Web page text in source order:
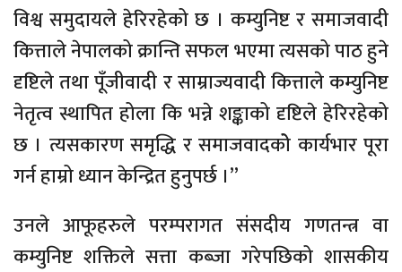
विश्व समुदायले हेरिरहेको छ । कम्युनिष्ट र समाजवादी
कित्ताले नेपालको क्रान्ति सफल भएमा त्यसको पाठ हुने
दृष्टिले तथा पूँजीवादी र साम्राज्यवादी कित्ताले कम्युनिष्ट
नेतृत्व स्थापित होला कि भन्ने शङ्काको दृष्टिले हेरिरहेको
छ । त्यसकारण समृद्धि र समाजवादकोे कार्यभार पूरा
गर्न हाम्रो ध्यान केन्द्रित हुनुपर्छ ।”
उनले आफूहरुले परम्परागत संसदीय गणतन्त्र वा
कम्युनिष्ट शक्तिले सत्ता कब्जा गरेपछिको शासकीय